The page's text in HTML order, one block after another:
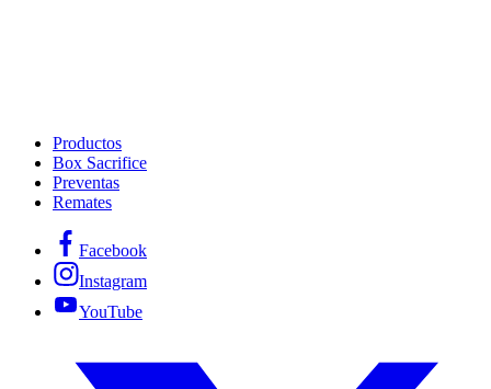
Productos
Box Sacrifice
Preventas
Remates
Facebook
Instagram
YouTube